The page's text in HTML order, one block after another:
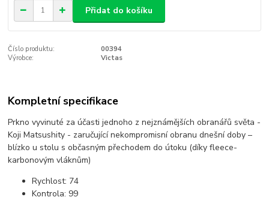
Přidat do košíku
Číslo produktu:
00394
Výrobce:
Victas
Kompletní specifikace
Prkno vyvinuté za účasti jednoho z nejznámějších obranářů světa -
Koji Matsushity - zaručující nekompromisní obranu dnešní doby –
blízko u stolu s občasným přechodem do útoku (díky fleece-
karbonovým vláknům)
Rychlost: 74
Kontrola: 99